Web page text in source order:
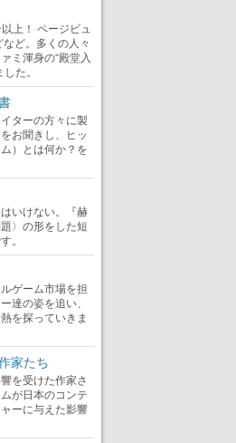
上！ ページビュ
ど。多くの人々
ミ渾身の“殿堂入
た。
ターの方々に製
お聞きし、ヒッ
）とは何か？を
いけない。『赫
〉の形をした短
。
ゲーム市場を担
達の姿を追い、
を探っていきま
家たち
を受けた作家さ
が日本のコンテ
ーに与えた影響